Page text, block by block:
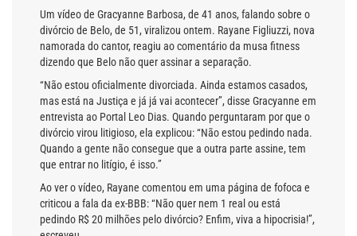
Um vídeo de Gracyanne Barbosa, de 41 anos, falando sobre o
divórcio de Belo, de 51, viralizou ontem. Rayane Figliuzzi, nova
namorada do cantor, reagiu ao comentário da musa fitness
dizendo que Belo não quer assinar a separação.
“Não estou oficialmente divorciada. Ainda estamos casados,
mas está na Justiça e já já vai acontecer”, disse Gracyanne em
entrevista ao Portal Leo Dias. Quando perguntaram por que o
divórcio virou litigioso, ela explicou: “Não estou pedindo nada.
Quando a gente não consegue que a outra parte assine, tem
que entrar no litígio, é isso.”
Ao ver o vídeo, Rayane comentou em uma página de fofoca e
criticou a fala da ex-BBB: “Não quer nem 1 real ou está
pedindo R$ 20 milhões pelo divórcio? Enfim, viva a hipocrisia!”,